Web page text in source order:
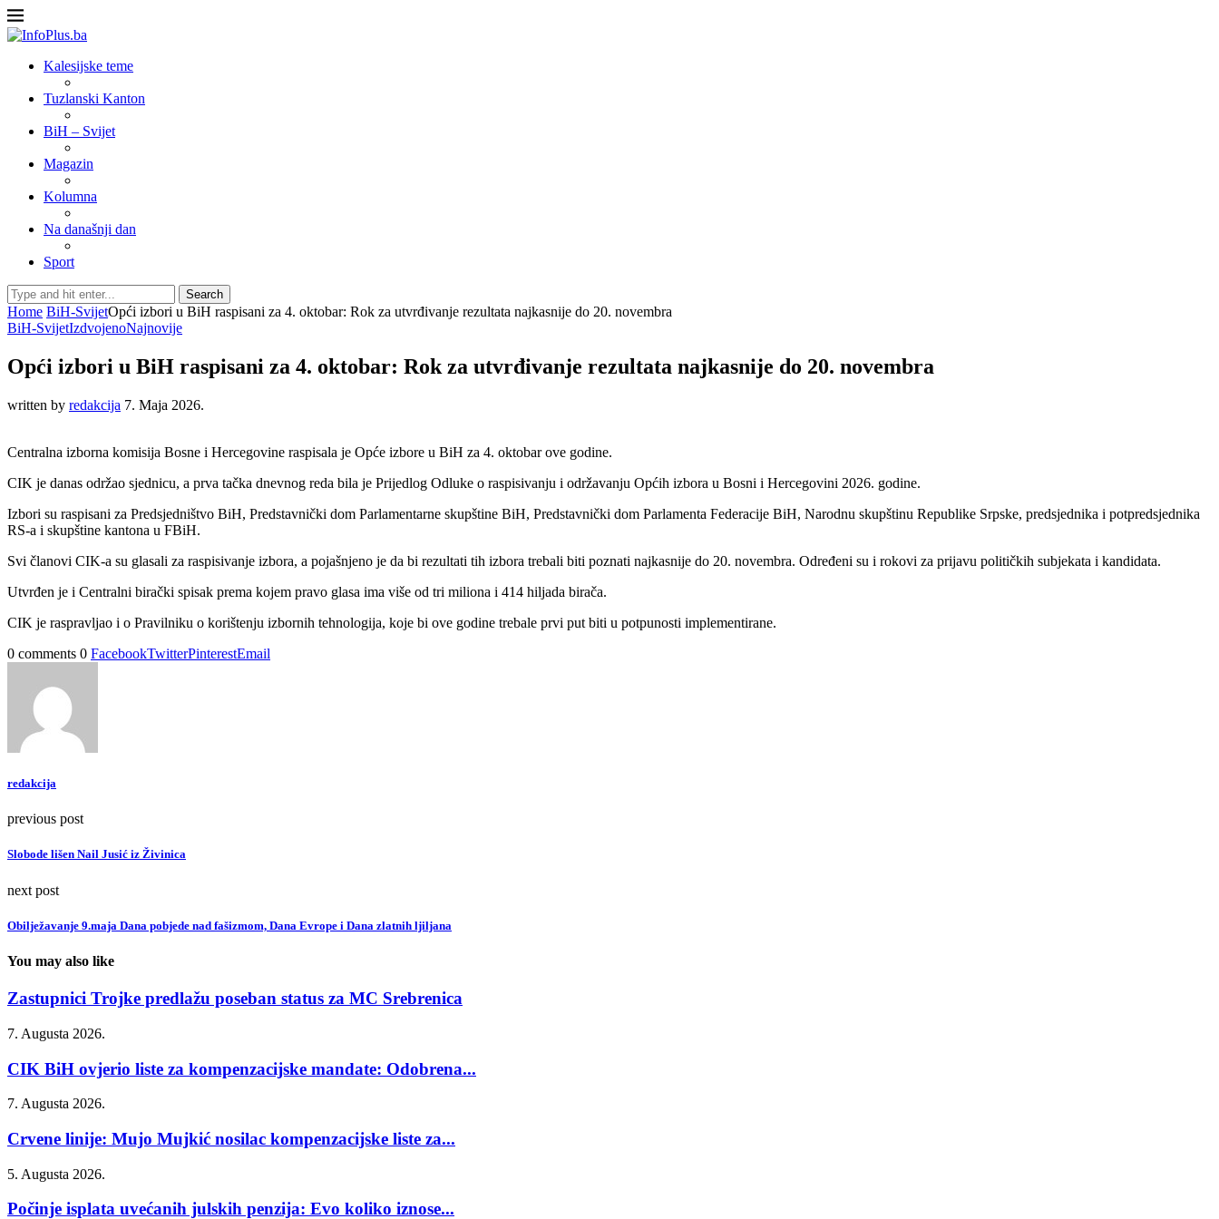
Kalesijske teme
Tuzlanski Kanton
BiH – Svijet
Magazin
Kolumna
Na današnji dan
Sport
Search
Home BiH-SvijetOpći izbori u BiH raspisani za 4. oktobar: Rok za utvrđivanje rezultata najkasnije do 20. novembra
BiH-SvijetIzdvojenoNajnovije
Opći izbori u BiH raspisani za 4. oktobar: Rok za utvrđivanje rezultata najkasnije do 20. novembra
written by redakcija 7. Maja 2026.
Centralna izborna komisija Bosne i Hercegovine raspisala je Opće izbore u BiH za 4. oktobar ove godine.
CIK je danas održao sjednicu, a prva tačka dnevnog reda bila je Prijedlog Odluke o raspisivanju i održavanju Općih izbora u Bosni i Hercegovini 2026. godine.
Izbori su raspisani za Predsjedništvo BiH, Predstavnički dom Parlamentarne skupštine BiH, Predstavnički dom Parlamenta Federacije BiH, Narodnu skupštinu Republike Srpske, predsjednika i potpredsjednika
RS-a i skupštine kantona u FBiH.
Svi članovi CIK-a su glasali za raspisivanje izbora, a pojašnjeno je da bi rezultati tih izbora trebali biti poznati najkasnije do 20. novembra. Određeni su i rokovi za prijavu političkih subjekata i kandidata.
Utvrđen je i Centralni birački spisak prema kojem pravo glasa ima više od tri miliona i 414 hiljada birača.
CIK je raspravljao i o Pravilniku o korištenju izbornih tehnologija, koje bi ove godine trebale prvi put biti u potpunosti implementirane.
0 comments 0 FacebookTwitterPinterestEmail
redakcija
previous post
Slobode lišen Nail Jusić iz Živinica
next post
Obilježavanje 9.maja Dana pobjede nad fašizmom, Dana Evrope i Dana zlatnih ljiljana
You may also like
Zastupnici Trojke predlažu poseban status za MC Srebrenica
7. Augusta 2026.
CIK BiH ovjerio liste za kompenzacijske mandate: Odobrena...
7. Augusta 2026.
Crvene linije: Mujo Mujkić nosilac kompenzacijske liste za...
5. Augusta 2026.
Počinje isplata uvećanih julskih penzija: Evo koliko iznose...